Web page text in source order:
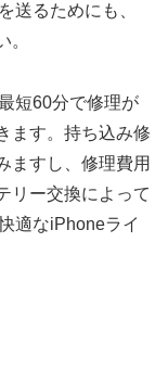
送るためにも、
。
短60分で修理が
ます。持ち込み修
ますし、修理費用
リー交換によって
適なiPhoneライ